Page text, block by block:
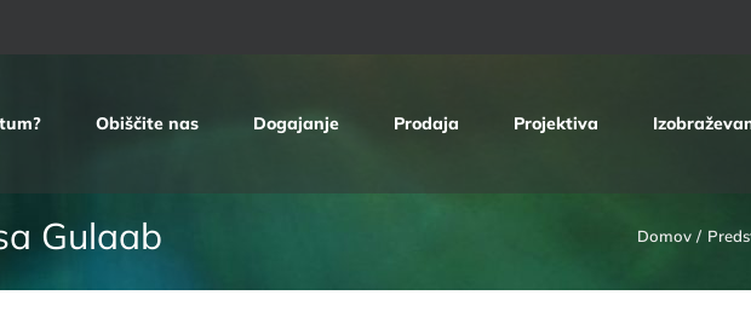
Obiščite nas Dogajanje Prodaja Projektiva
Gulaab Domov